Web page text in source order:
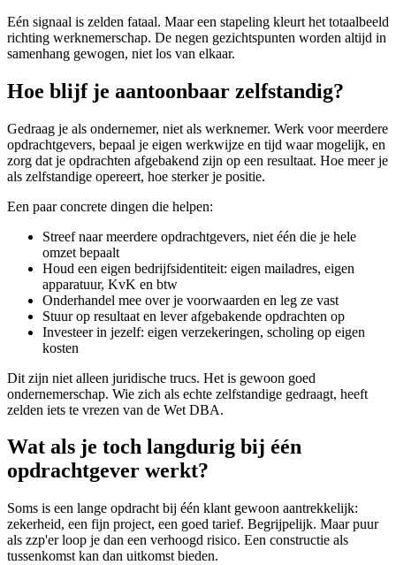
Eén signaal is zelden fataal. Maar een stapeling kleurt het totaalbeeld
richting werknemerschap. De negen gezichtspunten worden altijd in
samenhang gewogen, niet los van elkaar.
Hoe blijf je aantoonbaar zelfstandig?
Gedraag je als ondernemer, niet als werknemer. Werk voor meerdere
opdrachtgevers, bepaal je eigen werkwijze en tijd waar mogelijk, en
zorg dat je opdrachten afgebakend zijn op een resultaat. Hoe meer je
als zelfstandige opereert, hoe sterker je positie.
Een paar concrete dingen die helpen:
Streef naar meerdere opdrachtgevers, niet één die je hele
omzet bepaalt
Houd een eigen bedrijfsidentiteit: eigen mailadres, eigen
apparatuur, KvK en btw
Onderhandel mee over je voorwaarden en leg ze vast
Stuur op resultaat en lever afgebakende opdrachten op
Investeer in jezelf: eigen verzekeringen, scholing op eigen
kosten
Dit zijn niet alleen juridische trucs. Het is gewoon goed
ondernemerschap. Wie zich als echte zelfstandige gedraagt, heeft
zelden iets te vrezen van de Wet DBA.
Wat als je toch langdurig bij één
opdrachtgever werkt?
Soms is een lange opdracht bij één klant gewoon aantrekkelijk:
zekerheid, een fijn project, een goed tarief. Begrijpelijk. Maar puur
als zzp'er loop je dan een verhoogd risico. Een constructie als
tussenkomst kan dan uitkomst bieden.